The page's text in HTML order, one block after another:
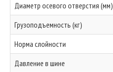
Диаметр осевого отверстия (мм)
Грузоподъемность (кг)
Норма слойности
Давление в шине